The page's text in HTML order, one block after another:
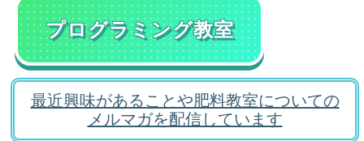
プログラミング教室
最近興味があることや肥料教室についての
メルマガを配信しています